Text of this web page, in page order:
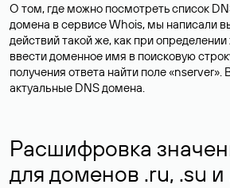
О том, где можно посмотреть список
домена в сервисе Whois, мы написали
действий такой же, как при
ввести доменное имя в поисковую
получения ответа найти поле «nserver».
актуальные DNS домена.
Расшифровка
для доменов .ru, .su и